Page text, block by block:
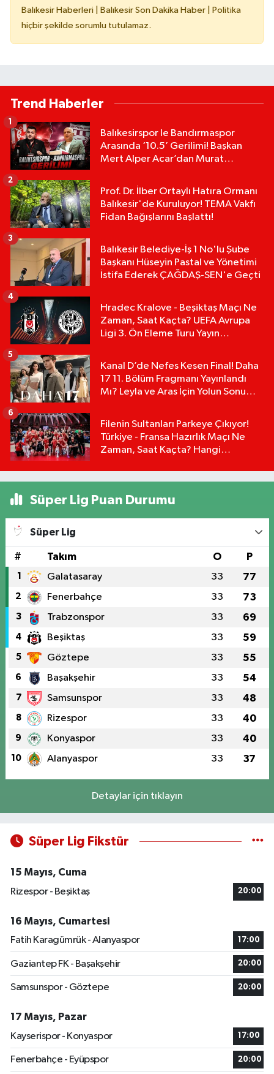
Balıkesir Haberleri | Balıkesir Son Dakika Haber | Politika
hiçbir şekilde sorumlu tutulamaz.
Trend Haberler
Balıkesirspor le Bandırmaspor
Arasında ‘10.5’ Gerilimi! Başkan
Mert Alper Acar’dan Murat
1
Prof. Dr. İlber Ortaylı Hatıra Ormanı
Balıkesir'de Kuruluyor! TEMA Vakfı
Fidan Bağışlarını Başlattı!
2
Balıkesir Belediye-İş 1 No'lu Şube
Başkanı Hüseyin Pastal ve Yönetimi
İstifa Ederek ÇAĞDAŞ-SEN'e Geçti
3
Hradec Kralove - Beşiktaş Maçı Ne
Zaman, Saat Kaçta? UEFA Avrupa
Ligi 3. Ön Eleme Turu Yayın
4
Kanal D’de Nefes Kesen Final! Daha
17 11. Bölüm Fragmanı Yayınlandı
Mı? Leyla ve Aras İçin Yolun Sonu
5
Filenin Sultanları Parkeye Çıkıyor!
Türkiye - Fransa Hazırlık Maçı Ne
Zaman, Saat Kaçta? Hangi
6
Süper Lig Puan Durumu
Süper Lig
# Takım O P
1 Galatasaray 33 77
2 Fenerbahçe 33 73
3 Trabzonspor 33 69
4 Beşiktaş 33 59
5 Göztepe 33 55
6 Başakşehir 33 54
7 Samsunspor 33 48
8 Rizespor 33 40
9 Konyaspor 33 40
10 Alanyaspor 33 37
Detaylar için tıklayın
Süper Lig Fikstür
15 Mayıs, Cuma
Rizespor - Beşiktaş
20:00
16 Mayıs, Cumartesi
Fatih Karagümrük - Alanyaspor
17:00
Gaziantep FK - Başakşehir 20:00
Samsunspor - Göztepe 20:00
17 Mayıs, Pazar
Kayserispor - Konyaspor
17:00
Fenerbahçe - Eyüpspor 20:00